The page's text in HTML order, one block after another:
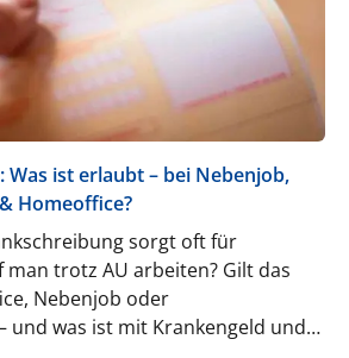
Was ist erlaubt – bei Nebenjob,
Homeoffice?
sorgt oft für
trotz AU arbeiten? Gilt das
Nebenjob oder
und was ist mit Krankengeld und